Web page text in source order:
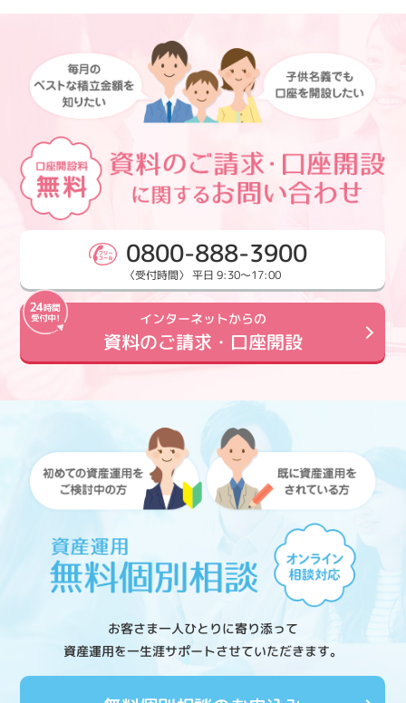
0800-888-3900
〈受付時間〉 平日 9:30～17:00
インターネットからの
資料のご請求・口座開設
お客さま一人ひとりに寄り添って
資産運用を一生涯サポートさせていただきます。